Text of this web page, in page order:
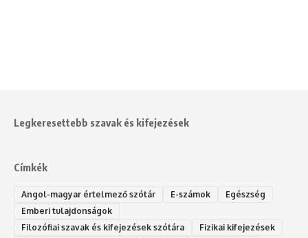
Legkeresettebb szavak és kifejezések
Címkék
Angol-magyar értelmező szótár E-számok
Egészség
Emberi tulajdonságok
Filozófiai szavak és kifejezések szótára
Fizikai kifejezések